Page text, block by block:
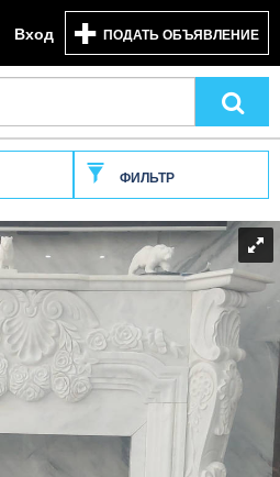
Вход ПОДАТЬ ОБЪЯВЛЕНИЕ
ФИЛЬТР